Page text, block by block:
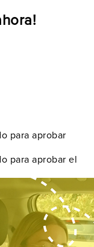
para aprobar
para aprobar el